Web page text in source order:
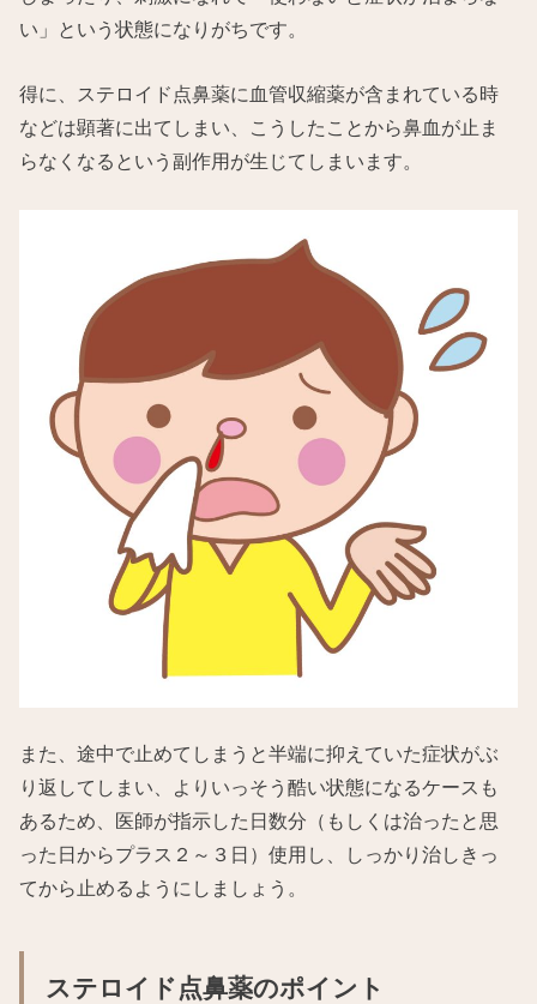
い」という状態になりがちです。
得に、ステロイド点鼻薬に血管収縮薬が含まれている時
などは顕著に出てしまい、こうしたことから鼻血が止ま
らなくなるという副作用が生じてしまいます。
また、途中で止めてしまうと半端に抑えていた症状がぶ
り返してしまい、よりいっそう酷い状態になるケースも
あるため、医師が指示した日数分（もしくは治ったと思
った日からプラス２～３日）使用し、しっかり治しきっ
てから止めるようにしましょう。
ステロイド点鼻薬のポイント